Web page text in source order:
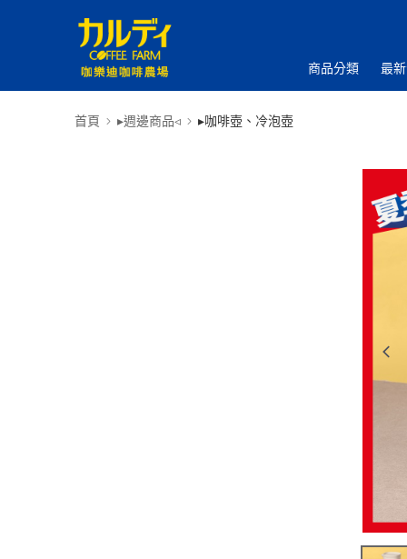
商品分類 最
首頁 ▸週邊商品◃ ▸咖啡壺、冷泡壺